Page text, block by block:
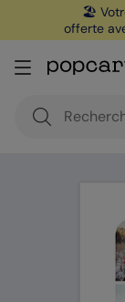
🏖️
offerte